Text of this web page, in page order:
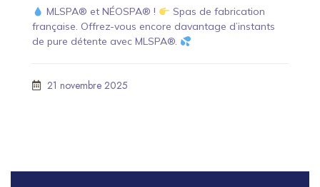
MLSPA® et NÉOSPA® !
Spas de fabrication
française. Offrez-vous encore davantage d’instants
de pure détente avec MLSPA®.
21 novembre 2025